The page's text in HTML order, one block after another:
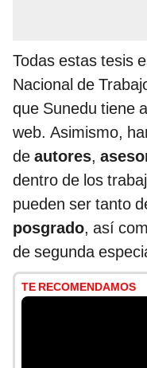
Todas estas tesis
Nacional de
que Sunedu tiene
web. Asimismo,
de autores,
dentro de los
pueden ser tanto
posgrado, así
de segunda
TE RECOMENDAMOS